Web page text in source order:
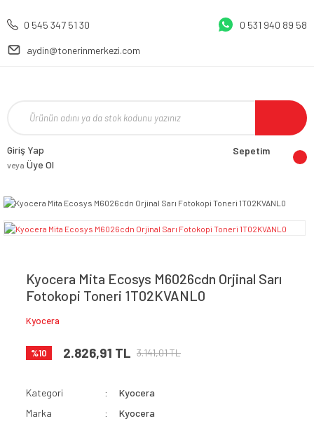
0 545 347 51 30 0 531 940 89 58
aydin@tonerinmerkezi.com
Giriş Yap
veya Üye Ol
Sepetim
Kyocera Mita Ecosys M6026cdn Orjinal Sarı
Fotokopi Toneri 1T02KVANL0
Kyocera
%10 2.826,91 TL 3.141,01 TL
Kategori
Kyocera
Marka
Kyocera